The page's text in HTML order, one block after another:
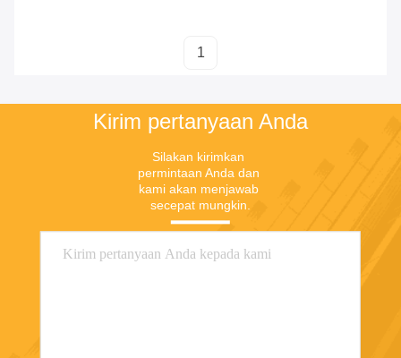
1
Kirim pertanyaan Anda
Silakan kirimkan
permintaan Anda dan
kami akan menjawab
secepat mungkin.